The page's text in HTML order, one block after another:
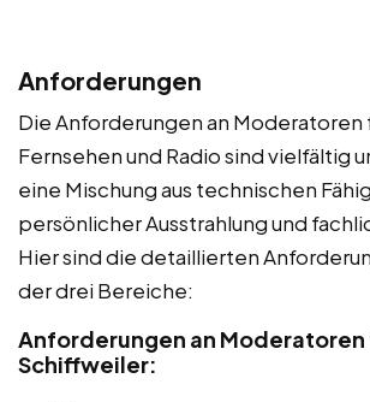
Anforderungen
Die Anforderungen an Moderatoren
Fernsehen und Radio sind vielfältig
eine Mischung aus technischen
persönlicher Ausstrahlung und
Hier sind die detaillierten
der drei Bereiche:
Anforderungen an Moderatoren
Schiffweiler: